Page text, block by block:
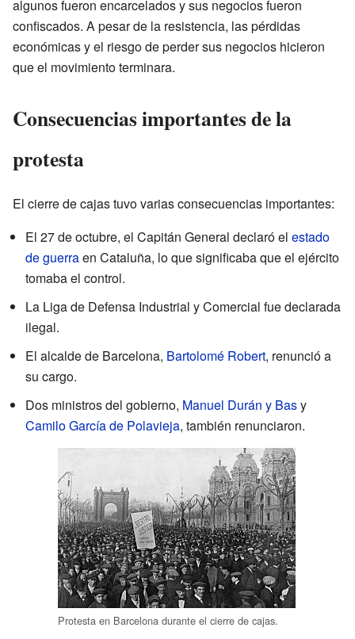
algunos fueron encarcelados y sus negocios fueron
confiscados. A pesar de la resistencia, las pérdidas
económicas y el riesgo de perder sus negocios hicieron
que el movimiento terminara.
Consecuencias importantes de la
protesta
El cierre de cajas tuvo varias consecuencias importantes:
El 27 de octubre, el Capitán General declaró el estado
de guerraen Cataluña, lo que significaba que el ejército
tomaba el control.
La Liga de Defensa Industrial y Comercial fue declarada
ilegal.
El alcalde de Barcelona, Bartolomé Robert, renunció a
su cargo.
Dos ministros del gobierno, Manuel Durán y Basy
Camilo García de Polavieja, también renunciaron.
Protesta en Barcelona durante el cierre de cajas.